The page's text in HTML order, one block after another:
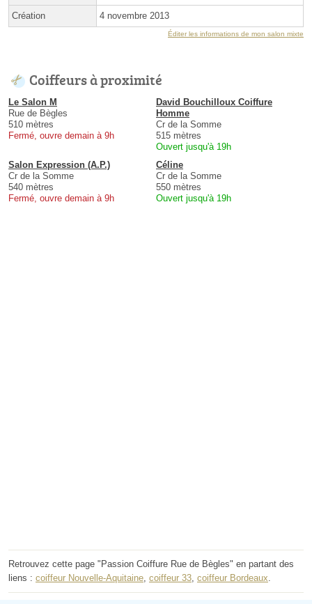
Création 4 novembre 2013
Éditer les informations de mon salon mixte
Coiffeurs à proximité
Le Salon M
Rue de Bègles
510 mètres
Fermé, ouvre demain à 9h
David Bouchilloux Coiffure
Homme
Cr de la Somme
515 mètres
Ouvert jusqu'à 19h
Salon Expression (A.P.)
Cr de la Somme
540 mètres
Fermé, ouvre demain à 9h
Céline
Cr de la Somme
550 mètres
Ouvert jusqu'à 19h
Retrouvez cette page "Passion Coiffure Rue de Bègles" en partant des
liens : coiffeur Nouvelle-Aquitaine coiffeur 33 coiffeur Bordeaux